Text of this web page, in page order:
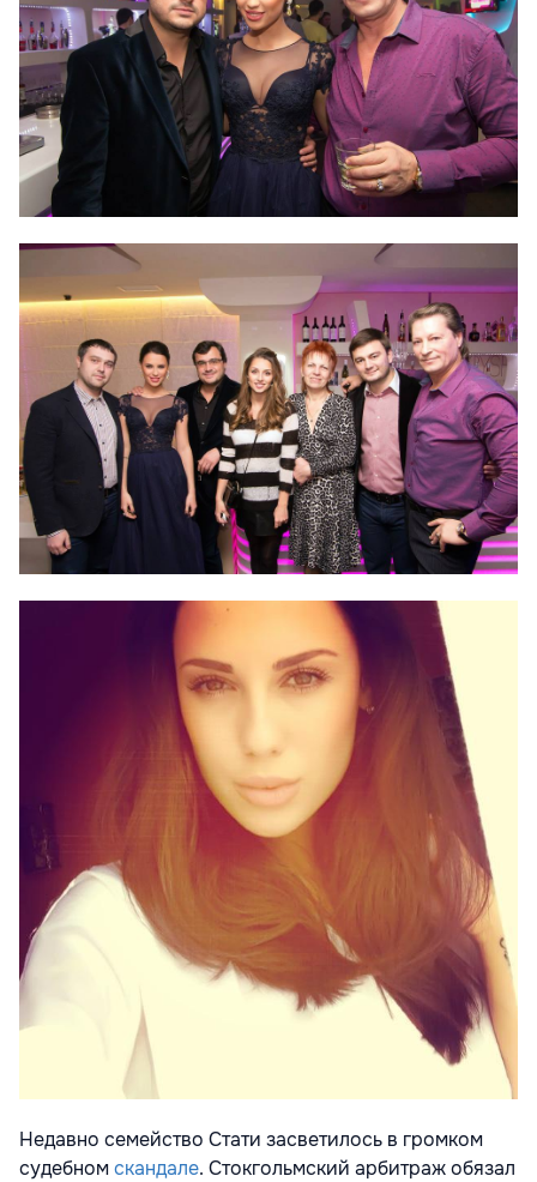
Недавно семейство Стати засветилось в громком
судебномскандале. Стокгольмский арбитраж обязал